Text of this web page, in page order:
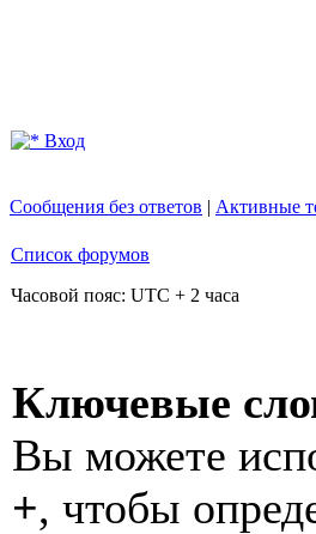
Вход
Сообщения без ответов | Активные
Список форумов
Часовой пояс: UTC + 2 часа
Ключевые
Вы можете
+, чтобы